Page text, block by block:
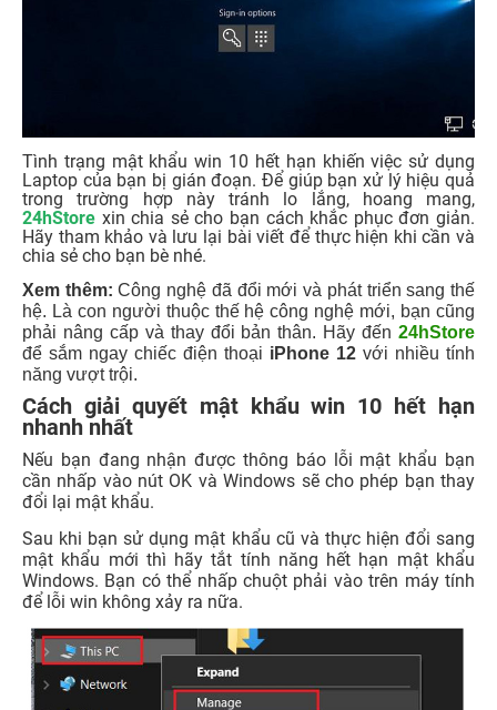
Tình trạng mật khẩu win 10 hết hạn khiến việc sử dụng
Laptop của bạn bị gián đoạn. Để giúp bạn xử lý hiệu quả
trong trường hợp này tránh lo lắng, hoang mang,
24hStore xin chia sẻ cho bạn cách khắc phục đơn giản.
Hãy tham khảo và lưu lại bài viết để thực hiện khi cần và
chia sẻ cho bạn bè nhé.
Xem thêm:Công nghệ đã đổi mới và phát triển sang thế
hệ. Là con người thuộc thế hệ công nghệ mới, bạn cũng
phải nâng cấp và thay đổi bản thân. Hãy đến 24hStore
để sắm ngay chiếc điện thoại iPhone 12 với nhiều tính
năng vượt trội.
Cách giải quyết mật khẩu win 10 hết hạn
nhanh nhất
Nếu bạn đang nhận được thông báo lỗi mật khẩu bạn
cần nhấp vào nút OK và Windows sẽ cho phép bạn thay
đổi lại mật khẩu.
Sau khi bạn sử dụng mật khẩu cũ và thực hiện đổi sang
mật khẩu mới thì hãy tắt tính năng hết hạn mật khẩu
Windows. Bạn có thể nhấp chuột phải vào trên máy tính
để lỗi win không xảy ra nữa.